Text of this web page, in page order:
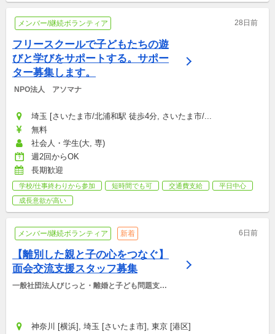
メンバー/継続ボランティア 28日前
フリースクールで子どもたちの遊
びと学びをサポートする。サポー
ター募集します。
NPO法人　アソマナ
埼玉 [さいたま市/北浦和駅 徒歩4分, さいたま市/...
無料
社会人・学生(大, 専)
週2回からOK
長期歓迎
学校/仕事終わりから参加 短時間でも可 交通費支給
平日中心
成長意欲が高い
メンバー/継続ボランティア 新着 6日前
【離別した親と子の心をつなぐ】
面会交流支援スタッフ募集
一般社団法人びじっと・離婚と子ども問題支援
神奈川 [横浜], 埼玉 [さいたま市], 東京 [港区]